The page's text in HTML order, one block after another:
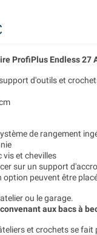
ProfiPlus Endless 27
d'outils et
de rangement
vis et chevilles
sur un support
option peuvent être
ou le garage.
aux bacs à
et crochets se fait